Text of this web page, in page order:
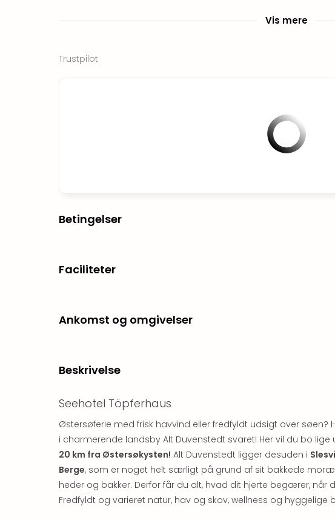
Vis mere
Trustpilot
Betingelser
Faciliteter
Ankomst og omgivelser
Beskrivelse
Seehotel Töpferhaus
Østersøferie med frisk havvind eller fredfyldt udsigt over søen?
i charmerende landsby Alt Duvenstedt svaret! Her vil du bo lige
20 km fra Østersøkysten! Alt Duvenstedt ligger desuden i
Berge, som er noget helt særligt på grund af sit bakkede
heder og bakker. Derfor får du alt, hvad dit hjerte begærer, når
Fredfyldt og varieret natur, hav og skov, wellness og hyggelige